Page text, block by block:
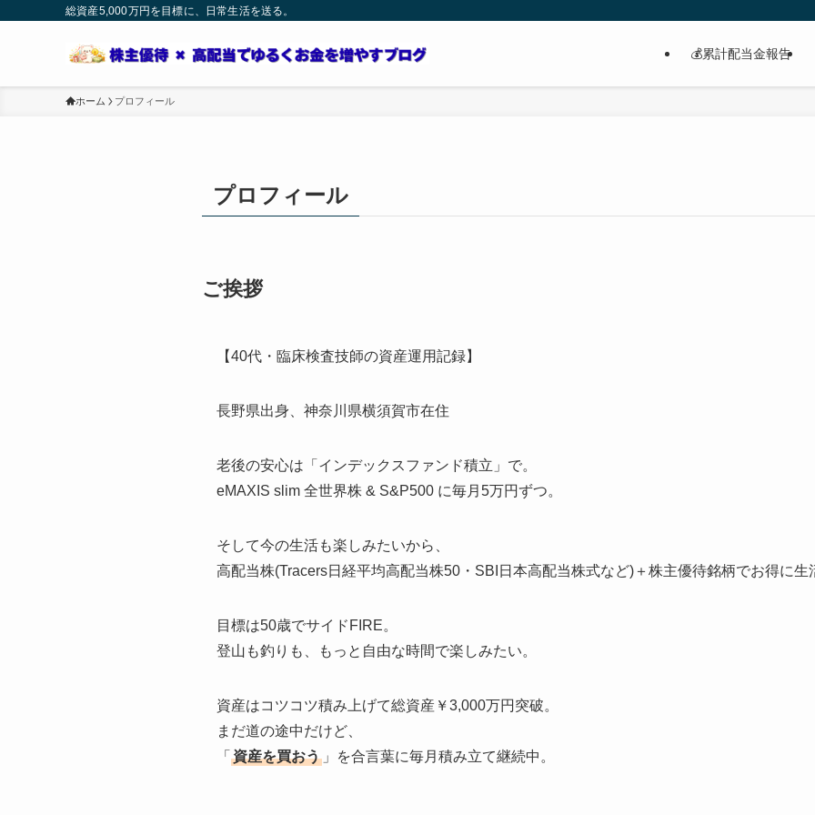
総資産5,000万円を目標に、日常生活を送る。
💰累計配当金報告
ホーム プロフィール
プロフィール
ご挨拶
【40代・臨床検査技師の資産運用記録】
長野県出身、神奈川県横須賀市在住
老後の安心は「インデックスファンド積立」で。
eMAXIS slim 全世界株 & S&P500 に毎月5万円ずつ。
そして今の生活も楽しみたいから、
高配当株(Tracers日経平均高配当株50・SBI日本高配当株式など)＋株主優待銘柄でお得に生
目標は50歳でサイドFIRE。
登山も釣りも、もっと自由な時間で楽しみたい。
資産はコツコツ積み上げて総資産￥3,000万円突破。
まだ道の途中だけど、
「 資産を買おう 」を合言葉に毎月積み立て継続中。